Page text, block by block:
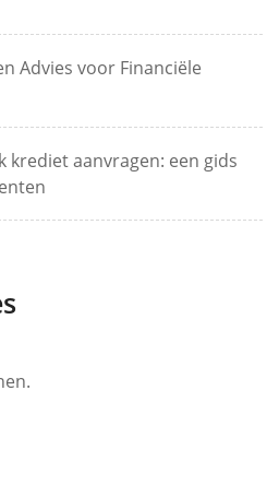
Advies voor Financiële
krediet aanvragen: een gids